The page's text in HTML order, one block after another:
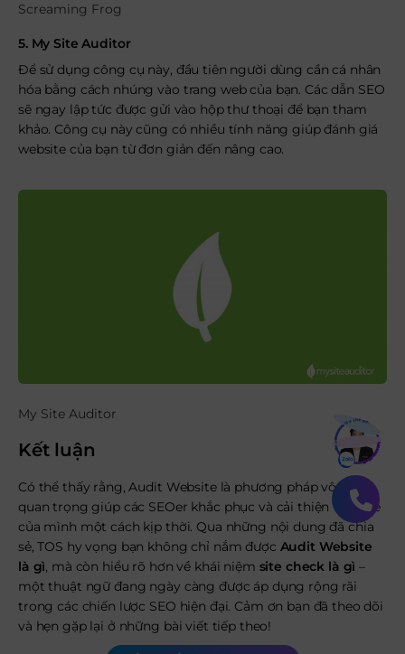
Screaming Frog
5. My Site Auditor
Để sử dụng công cụ này, đầu tiên người dùng cần cá nhân
hóa bằng cách nhúng vào trang web của bạn. Các dẫn SEO
sẽ ngay lập tức được gửi vào hộp thư thoại để bạn tham
khảo. Công cụ này cũng có nhiều tính năng giúp đánh giá
website của bạn từ đơn giản đến nâng cao.
My Site Auditor
Kết luận
Có thể thấy rằng, Audit Website là phương pháp vô cùng
quan trọng giúp các SEOer khắc phục và cải thiện website
của mình một cách kịp thời. Qua những nội dung đã chia
sẻ, TOS hy vọng bạn không chỉ nắm được Audit Website
là gì, mà còn hiểu rõ hơn về khái niệm site check là gì –
một thuật ngữ đang ngày càng được áp dụng rộng rãi
trong các chiến lược SEO hiện đại. Cảm ơn bạn đã theo dõi
và hẹn gặp lại ở những bài viết tiếp theo!
Bạn muốn hiểu thêm?Xem chi tiết